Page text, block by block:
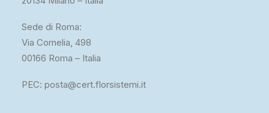
Sede di Roma:
Via Cornelia, 498
00166 Roma – Italia
PEC: posta@cert.florsistemi.it